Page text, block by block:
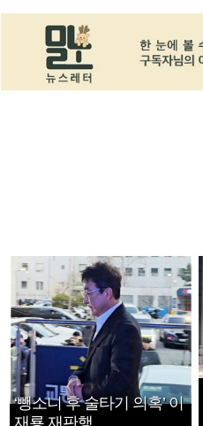
‘뺑소니 후 술타기 의혹’ 이